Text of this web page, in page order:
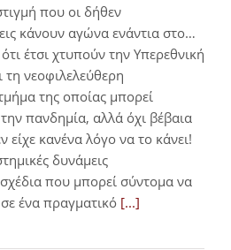
που οι δήθεν
κάνουν αγώνα ενάντια στο…
έτσι χτυπούν την Υπερεθνική
τη νεοφιλελεύθερη
της οποίας μπορεί
πανδημία, αλλά όχι βέβαια
είχε κανένα λόγο να το κάνει!
δυνάμεις
που μπορεί σύντομα να
ένα πραγματικό [...]